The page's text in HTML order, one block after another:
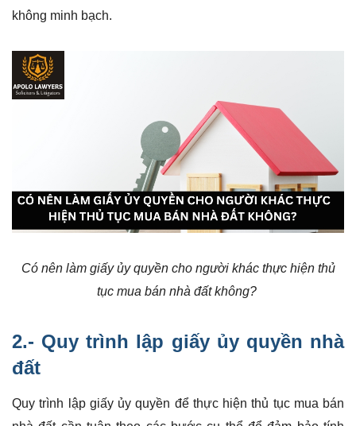
không minh bạch.
Có nên làm giấy ủy quyền cho người khác thực hiện thủ
tục mua bán nhà đất không?
2.- Quy trình lập giấy ủy quyền nhà
đất
Quy trình lập giấy ủy quyền để thực hiện thủ tục mua bán